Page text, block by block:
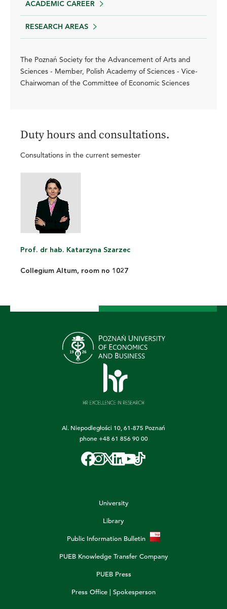
ACADEMIC CAREER
RESEARCH AREAS
The Poznań Society for the Advancement of Arts and
Sciences - Member, Polish Academy of Sciences - Vice-
Chairwoman of the Committee of Economic Sciences
Duty hours and consultations.
Consultations in the current semester
Prof. dr hab. Katarzyna Szarzec
Collegium Altum, room no 1027
Al. Niepodległości 10, 61-875 Poznań
phone+48 61 856 90 00
University
Library
Public Information Bulletin
PUEB Knowledge Transfer Company
PUEB Press
Press Office | Spokesperson